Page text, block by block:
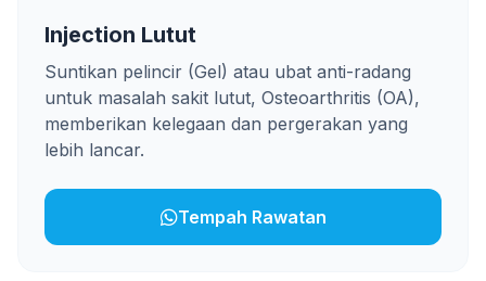
Injection Lutut
Suntikan pelincir (Gel) atau ubat anti-radang
untuk masalah sakit lutut, Osteoarthritis (OA),
memberikan kelegaan dan pergerakan yang
lebih lancar.
Tempah Rawatan